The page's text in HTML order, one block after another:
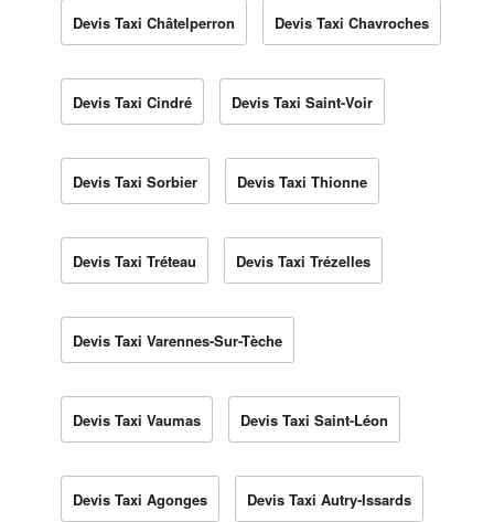
Devis Taxi Châtelperron Devis Taxi Chavroches
Devis Taxi Cindré Devis Taxi Saint-Voir
Devis Taxi Sorbier Devis Taxi Thionne
Devis Taxi Tréteau Devis Taxi Trézelles
Devis Taxi Varennes-Sur-Tèche
Devis Taxi Vaumas Devis Taxi Saint-Léon
Devis Taxi Agonges Devis Taxi Autry-Issards